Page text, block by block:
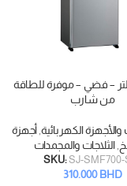
ثلاجة 700 لتر – فضي – موفرة للطاقة
من شارب
والأجهزة الكهربائية,أجهزة
,الثلاجات والمجمدات
SKU:SJ-SMF700-
310.000BHD